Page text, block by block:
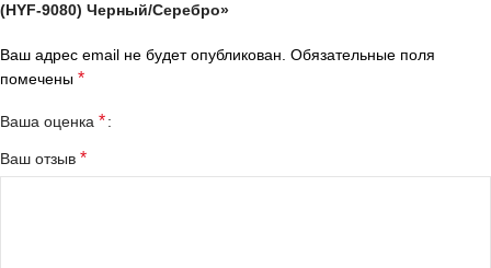
(HYF-9080) Черный/Серебро»
Ваш адрес email не будет опубликован. Обязательные поля
помечены *
Ваша оценка *
Ваш отзыв *